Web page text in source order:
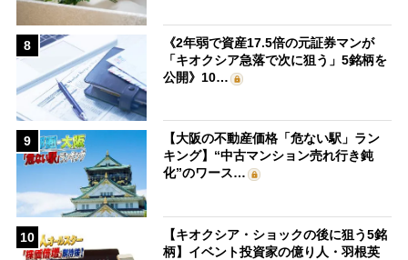
8
《2年弱で資産17.5倍の元証券マンが
「キオクシア急落で次に狙う」5銘柄を
公開》10…
9
【大阪の不動産価格「危ない駅」ラン
キング】“中古マンション売れ行き鈍
化”のワース…
10
【キオクシア・ショックの後に狙う5銘
柄】イベント投資家の億り人・羽根英